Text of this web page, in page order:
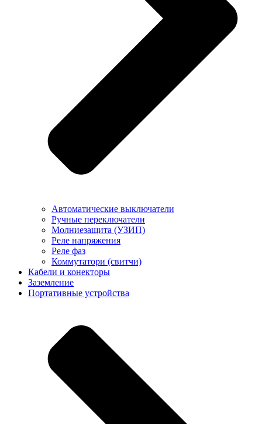
Автоматические выключатели
Ручные переключатели
Молниезащита (УЗИП)
Реле напряжения
Реле фаз
Коммутатори (свитчи)
Кабели и конекторы
Заземление
Портативные устройства